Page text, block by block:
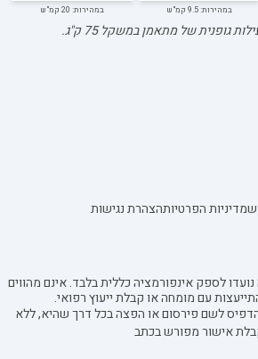
במהירות: 9.5 קמ"ש במהירות: 20 קמ"ש
גופנית של מתאמן במשקל75ק"ג.
מדיניות הפרטיותהצהרת נגישות
לספק אינפורמציה כללית בלבד. אינם מהווים
עם מומחה או קבלת ייעוץ רפואי.
לשם פירסום או הפצה בכל דרך שהיא, ללא
אישור מפורש בכתב